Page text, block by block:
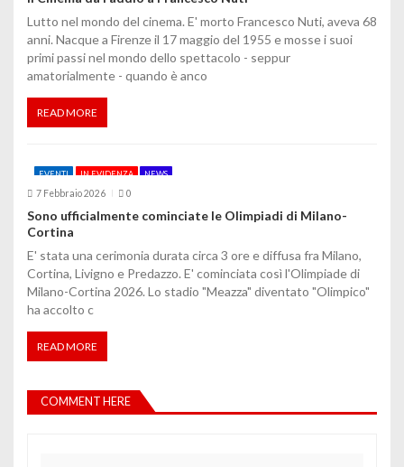
Lutto nel mondo del cinema. E' morto Francesco Nuti, aveva 68
anni. Nacque a Firenze il 17 maggio del 1955 e mosse i suoi
primi passi nel mondo dello spettacolo - seppur
amatorialmente - quando è anco
READ MORE
EVENTI IN EVIDENZA NEWS
7 Febbraio 2026 0
Sono ufficialmente cominciate le Olimpiadi di Milano-
Cortina
E' stata una cerimonia durata circa 3 ore e diffusa fra Milano,
Cortina, Livigno e Predazzo. E' cominciata così l'Olimpiade di
Milano-Cortina 2026. Lo stadio "Meazza" diventato "Olimpico"
ha accolto c
READ MORE
COMMENT HERE